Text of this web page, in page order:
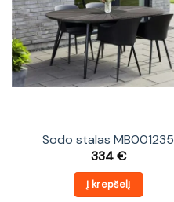
Sodo stalas MB001235
334€
Į krepšelį